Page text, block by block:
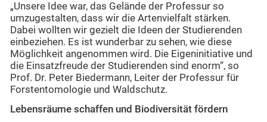
„Unsere Idee war, das Gelände der Professur so
umzugestalten, dass wir die Artenvielfalt stärken.
Dabei wollten wir gezielt die Ideen der Studierenden
einbeziehen. Es ist wunderbar zu sehen, wie diese
Möglichkeit angenommen wird. Die Eigeninitiative und
die Einsatzfreude der Studierenden sind enorm“, so
Prof. Dr. Peter Biedermann, Leiter der Professur für
Forstentomologie und Waldschutz.
Lebensräume schaffen und Biodiversität fördern